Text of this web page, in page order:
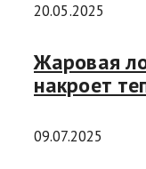
20.05.2025
Жаровая
накроет
09.07.2025